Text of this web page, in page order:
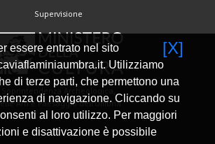
Supervisione
Soprintendenza Archeologica,
Arti e Paesaggio dell'Umbria
[X]
essere entrato nel sito
Utilizziamo
di terze parti, che permettono una
di navigazione. Cliccando su
al loro utilizzo. Per maggiori
e disattivazione è possibile